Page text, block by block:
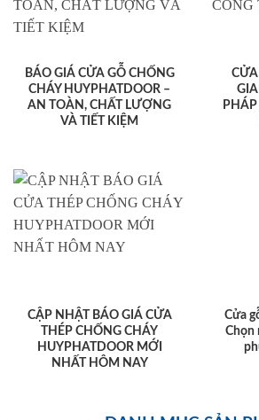
BÁO GIÁ CỬA GỖ CHỐNG
CHÁY HUYPHATDOOR –
AN TOÀN, CHẤT LƯỢNG
VÀ TIẾT KIỆM
CẬP NHẬT BÁO GIÁ CỬA
THÉP CHỐNG CHÁY
HUYPHATDOOR MỚI
NHẤT HÔM NAY
Cửa
Chọn